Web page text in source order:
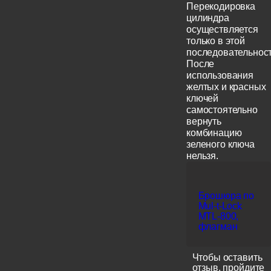
Перекодировка
цилиндра
осуществляется
только в этой
После
использования
желтых и красных
ключей
самостоятельно
вернуть
комбинацию
зеленого ключа
нельзя.
Брошюра по
Mul-t-Lock
MTL-800,
флагман
Чтобы оставить
отзыв, пройдите